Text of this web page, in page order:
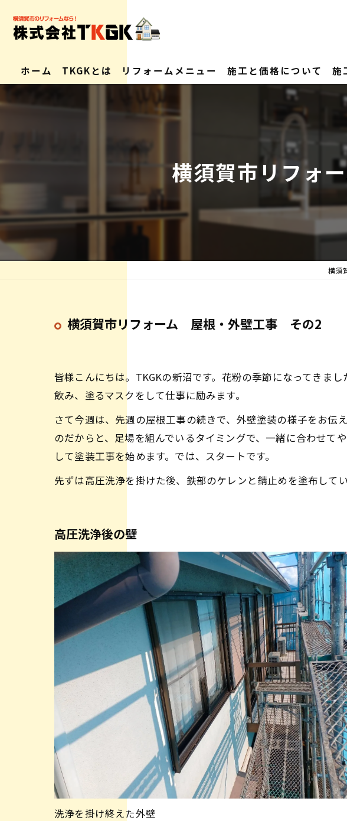
ホーム TKGKとは
会社概要
リフォームメニュー 施工と価格について 施
横須賀市リフォ
横須
横須賀市リフォーム 屋根・外壁工事 その2
皆様こんにちは。TKGKの新沼です。花粉の季節になってきま
飲み、塗るマスクをして仕事に励みます。
さて今週は、先週の屋根工事の続きで、外壁塗装の様子をお
のだからと、足場を組んでいるタイミングで、一緒に合わせて
して塗装工事を始めます。では、スタートです。
先ずは高圧洗浄を掛けた後、鉄部のケレンと錆止めを塗布して
高圧洗浄後の壁
洗浄を掛け終えた外壁